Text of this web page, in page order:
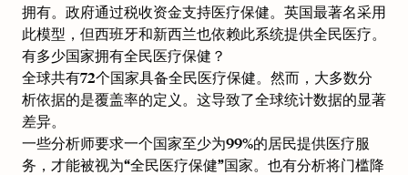
拥有。政府通过税收资金支持医疗保健。英国最著名采用
此模型，但西班牙和新西兰也依赖此系统提供全民医疗。
有多少国家拥有全民医疗保健？
全球共有72个国家具备全民医疗保健。然而，大多数分
析依据的是覆盖率的定义。这导致了全球统计数据的显著
差异。
一些分析师要求一个国家至少为99%的居民提供医疗服
务，才能被视为“全民医疗保健”国家。也有分析将门槛降